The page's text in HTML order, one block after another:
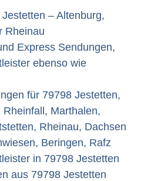
– Altenburg,
Rheinau
Express Sendungen,
ebenso wie
für 79798 Jestetten,
Marthalen,
Rheinau, Dachsen
Beringen, Rafz
in 79798 Jestetten
aus 79798 Jestetten